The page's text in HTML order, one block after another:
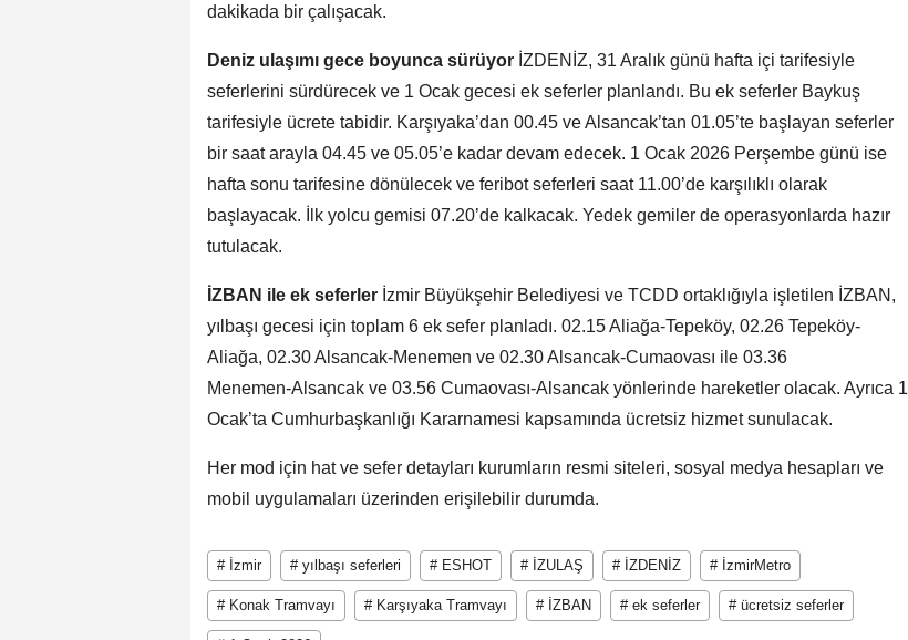
dakikada bir çalışacak.
Deniz ulaşımı gece boyunca sürüyor İZDENİZ, 31 Aralık günü hafta içi tarifesiyle
seferlerini sürdürecek ve 1 Ocak gecesi ek seferler planlandı. Bu ek seferler Baykuş
tarifesiyle ücrete tabidir. Karşıyaka’dan 00.45 ve Alsancak’tan 01.05’te başlayan seferler
bir saat arayla 04.45 ve 05.05’e kadar devam edecek. 1 Ocak 2026 Perşembe günü ise
hafta sonu tarifesine dönülecek ve feribot seferleri saat 11.00’de karşılıklı olarak
başlayacak. İlk yolcu gemisi 07.20’de kalkacak. Yedek gemiler de operasyonlarda hazır
tutulacak.
İZBAN ile ek seferler İzmir Büyükşehir Belediyesi ve TCDD ortaklığıyla işletilen İZBAN,
yılbaşı gecesi için toplam 6 ek sefer planladı. 02.15 Aliağa-Tepeköy, 02.26 Tepeköy-
Aliağa, 02.30 Alsancak‑Menemen ve 02.30 Alsancak‑Cumaovası ile 03.36
Menemen‑Alsancak ve 03.56 Cumaovası‑Alsancak yönlerinde hareketler olacak. Ayrıca 1
Ocak’ta Cumhurbaşkanlığı Kararnamesi kapsamında ücretsiz hizmet sunulacak.
Her mod için hat ve sefer detayları kurumların resmi siteleri, sosyal medya hesapları ve
mobil uygulamaları üzerinden erişilebilir durumda.
# İzmir # yılbaşı seferleri # ESHOT # İZULAŞ # İZDENİZ # İzmirMetro
# Konak Tramvayı # Karşıyaka Tramvayı # İZBAN # ek seferler # ücretsiz seferler